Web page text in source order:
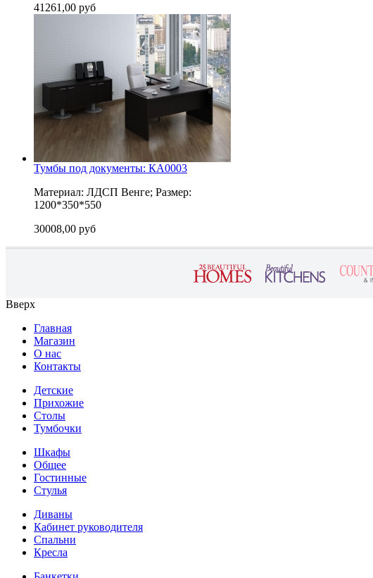
41261,00 руб
Тумбы под документы: КА0003
Материал: ЛДСП Венге; Размер:
1200*350*550
30008,00 руб
Вверх
Главная
Магазин
О нас
Контакты
Детские
Прихожие
Столы
Тумбочки
Шкафы
Общее
Гостинные
Стулья
Диваны
Кабинет руководителя
Спальни
Кресла